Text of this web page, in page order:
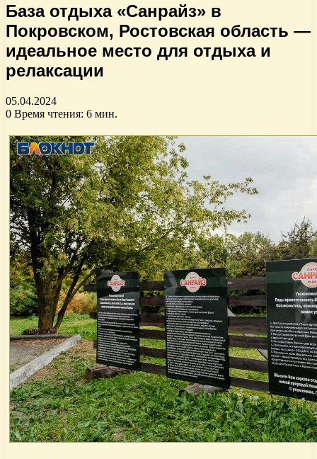
База отдыха «Санрайз» в
Покровском, Ростовская область —
идеальное место для отдыха и
релаксации
05.04.2024
0 Время чтения: 6 мин.